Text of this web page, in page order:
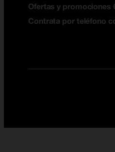
Ofertas y promociones
Contrata por teléfono